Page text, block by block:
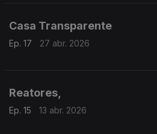
Casa Transparente
Ep. 17 27 abr. 2026
Reatores,
Ep. 15 13 abr. 2026